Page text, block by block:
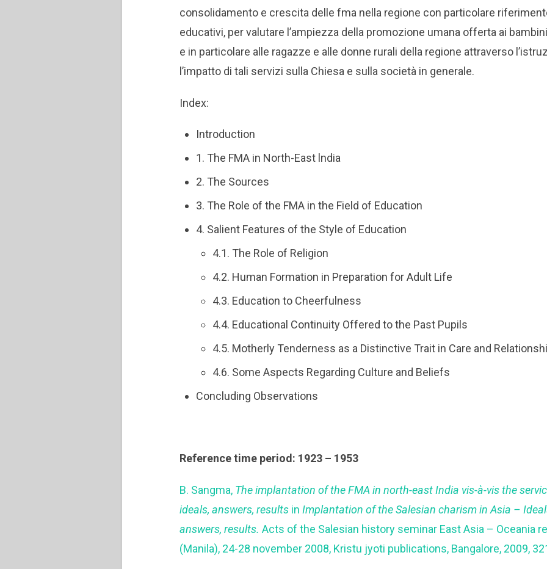
consolidamento e crescita delle fma nella regione con particolare
educativi, per valutare l’ampiezza della promozione umana offerta ai
e in particolare alle ragazze e alle donne rurali della regione attraverso
l’impatto di tali servizi sulla Chiesa e sulla società in generale.
Index:
Introduction
1. The FMA in North-East lndia
2. The Sources
3. The Role of the FMA in the Field of Education
4. Salient Features of the Style of Education
4.1. The Role of Religion
4.2. Human Formation in Preparation for Adult Life
4.3. Education to Cheerfulness
4.4. Educational Continuity Offered to the Past Pupils
4.5. Motherly Tenderness as a Distinctive Trait in Care and
4.6. Some Aspects Regarding Culture and Beliefs
Concluding Observations
Reference time period: 1923 – 1953
B. Sangma, The implantation of the FMA in north-east India vis-à-vis the
ideals, answers, results inImplantation of the Salesian charism in Asia –
answers, results.Acts of the Salesian history seminar East Asia – Oceania
(Manila), 24-28 november 2008, Kristu jyoti publications, Bangalore, 2009,